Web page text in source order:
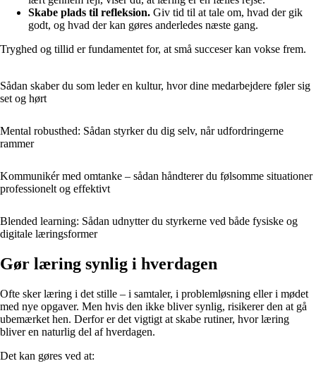
Skabe plads til refleksion. Giv tid til at tale om, hvad der gik
godt, og hvad der kan gøres anderledes næste gang.
Tryghed og tillid er fundamentet for, at små succeser kan vokse frem.
Sådan skaber du som leder en kultur, hvor dine medarbejdere føler sig
set og hørt
Mental robusthed: Sådan styrker du dig selv, når udfordringerne
rammer
Kommunikér med omtanke – sådan håndterer du følsomme situationer
professionelt og effektivt
Blended learning: Sådan udnytter du styrkerne ved både fysiske og
digitale læringsformer
Gør læring synlig i hverdagen
Ofte sker læring i det stille – i samtaler, i problemløsning eller i mødet
med nye opgaver. Men hvis den ikke bliver synlig, risikerer den at gå
ubemærket hen. Derfor er det vigtigt at skabe rutiner, hvor læring
bliver en naturlig del af hverdagen.
Det kan gøres ved at: